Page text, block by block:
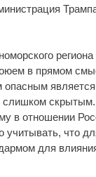
в прямом
в отношении
учитывать, что
для